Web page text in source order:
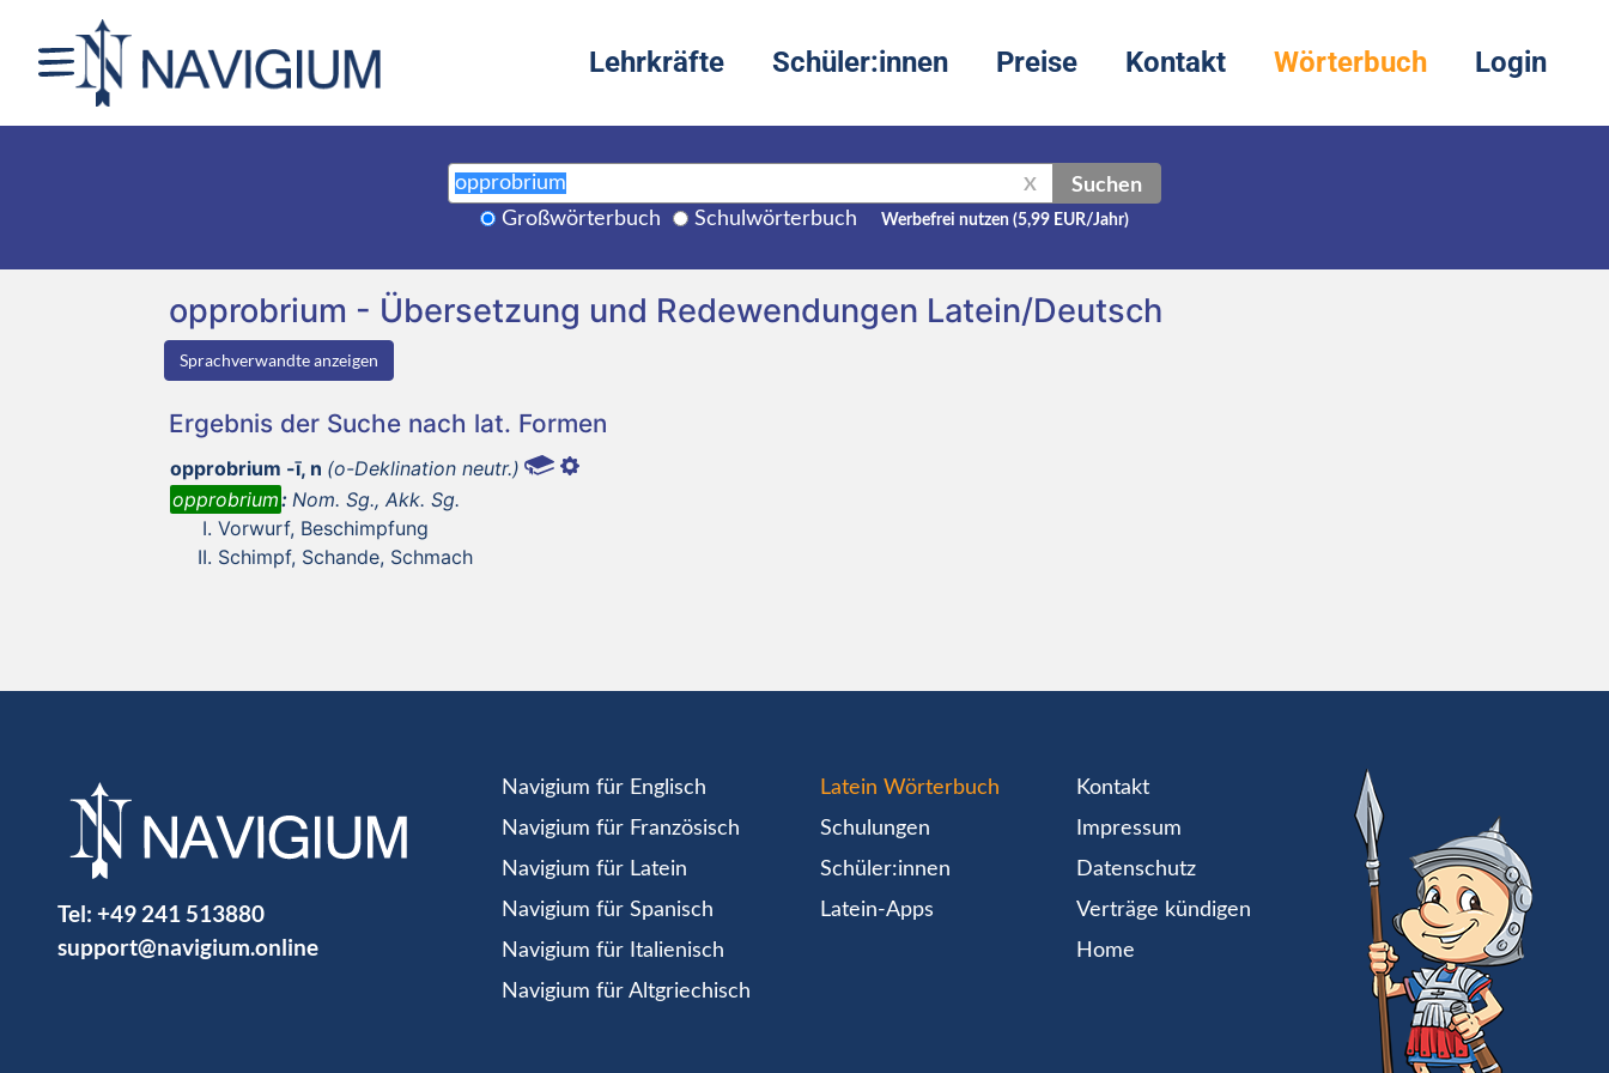
Lehrkräfte Schüler:innen Preise Kontakt Wörterbuch Login
X Suchen
Großwörterbuch Schulwörterbuch Werbefrei nutzen (5,99 EUR/Jahr)
opprobrium - Übersetzung und Redewendungen Latein/Deutsch
Sprachverwandte anzeigen
Ergebnis der Suche nach lat. Formen
opprobrium -ī, n (o-Deklination neutr.)
opprobrium: Nom. Sg., Akk. Sg.
Vorwurf, Beschimpfung
Schimpf, Schande, Schmach
Tel: +49 241 513880
support@navigium.online
Navigium für Englisch
Navigium für Französisch
Navigium für Latein
Navigium für Spanisch
Navigium für Italienisch
Navigium für Altgriechisch
Latein Wörterbuch
Schulungen
Schüler:innen
Latein-Apps
Kontakt
Impressum
Datenschutz
Verträge kündigen
Home